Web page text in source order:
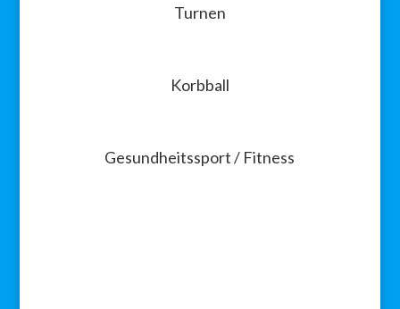
Turnen
Korbball
Gesundheitssport / Fitness